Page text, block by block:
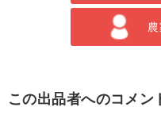
この出品者へのコメン